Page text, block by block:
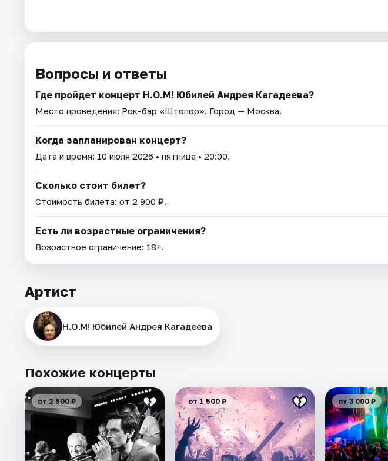
Вопросы и ответы
Где пройдет концерт Н.О.М! Юбилей Андрея Кагадеева?
Место проведения: Рок-бар «Штопор». Город — Москва.
Когда запланирован концерт?
Дата и время: 10 июля 2026 • пятница • 20:00.
Сколько стоит билет?
Стоимость билета: от 2 900 ₽.
Есть ли возрастные ограничения?
Возрастное ограничение: 18+.
Артист
Н.О.М! Юбилей Андрея Кагадеева
Похожие концерты
от 2 500 ₽ от 1 500 ₽ от 3 000 ₽